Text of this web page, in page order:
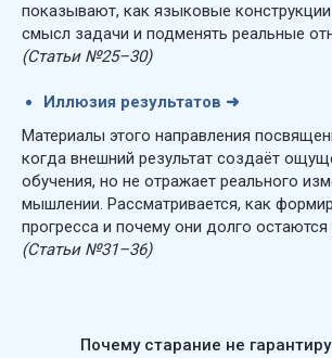
показывают, как языковые
смысл задачи и подменять реальные
(Статьи №25–30)
Иллюзия результатов ➜
Материалы этого направления
когда внешний результат создаёт
обучения, но не отражает реального
мышлении. Рассматривается, как
прогресса и почему они долго
(Статьи №31–36)
Почему старание не